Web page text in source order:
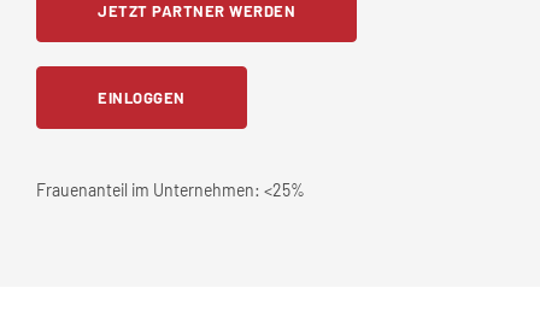
JETZT PARTNER WERDEN
EINLOGGEN
Frauenanteil im Unternehmen: <25%